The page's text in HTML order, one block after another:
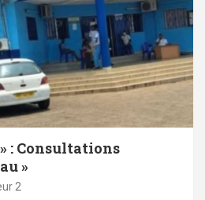
: Consultations
»
2